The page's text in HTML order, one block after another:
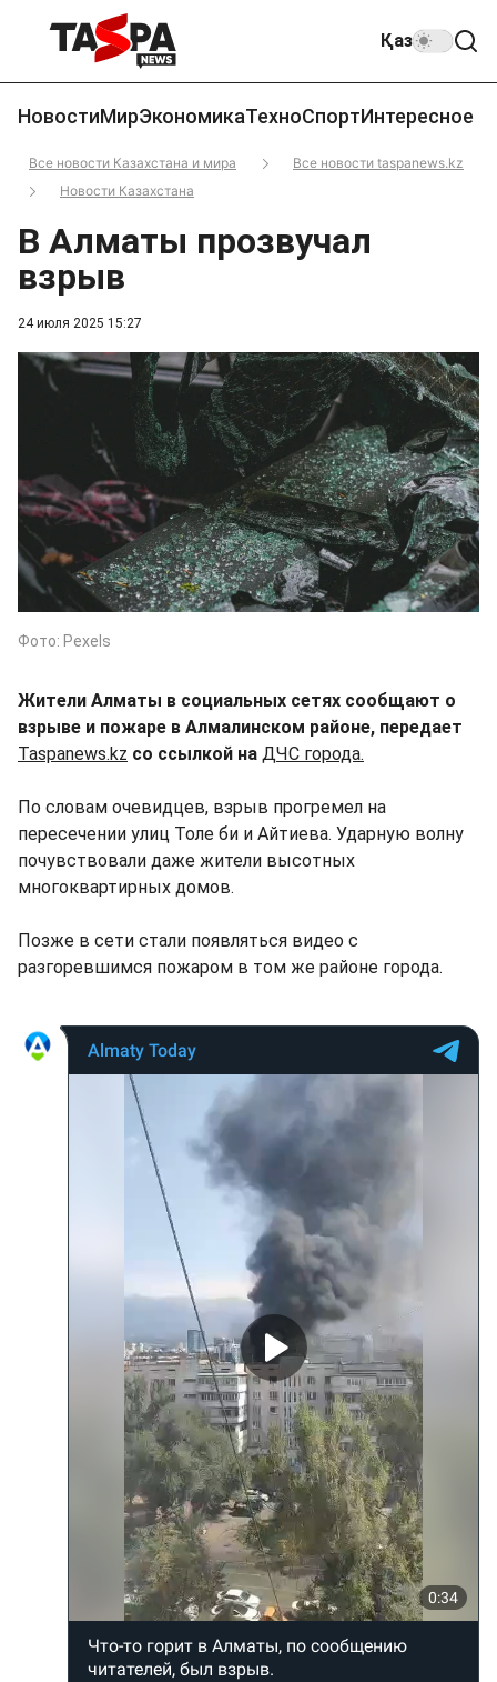
Қаз
НовостиМирЭкономикаТехноСпортИнтересное
Все новости Казахстана и мира
Все новости taspanews.kz
Новости Казахстана
24 июля 2025 15:27
В Алматы прозвучал
взрыв
Фото: Pexels
Жители Алматы в социальных сетях сообщают о
взрыве и пожаре в Алмалинском районе, передает
Taspanews.kz со ссылкой на ДЧС города.
По словам очевидцев, взрыв прогремел на
пересечении улиц Толе би и Айтиева. Ударную волну
почувствовали даже жители высотных
многоквартирных домов.
Позже в сети стали появляться видео с
разгоревшимся пожаром в том же районе города.